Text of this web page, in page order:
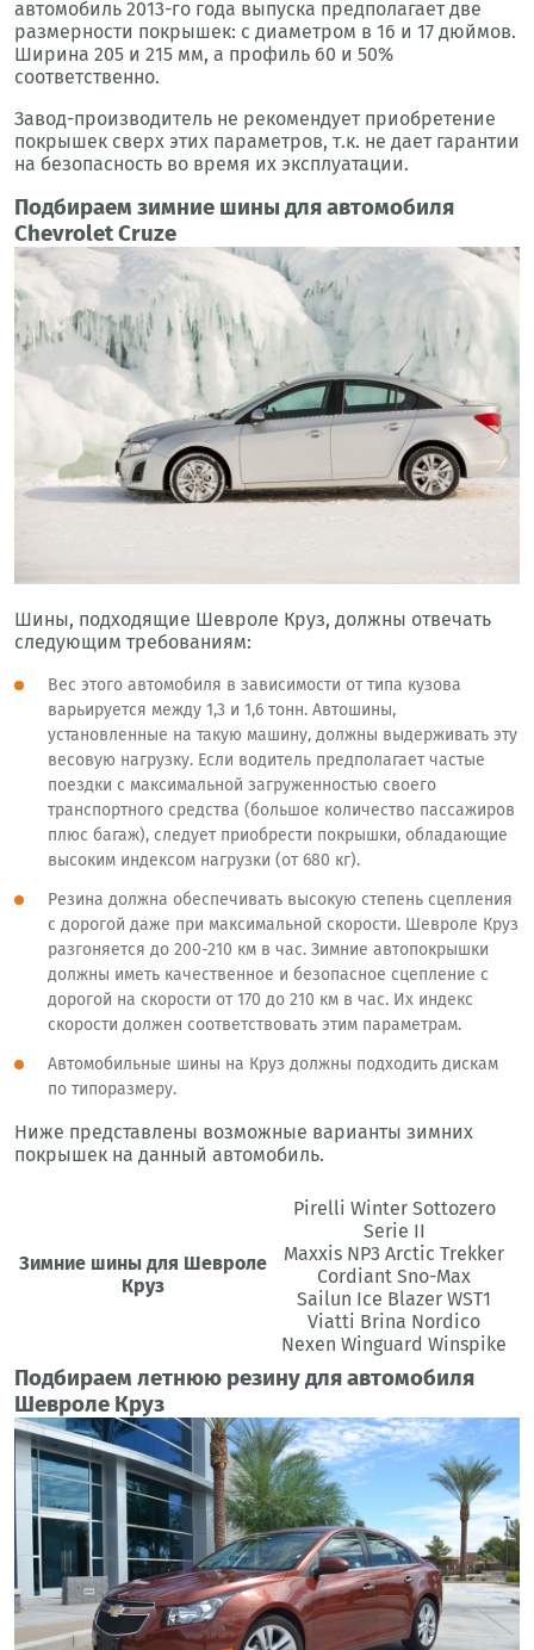
автомобиль 2013-го года выпуска предполагает две
размерности покрышек: с диаметром в 16 и 17 дюймов.
Ширина 205 и 215 мм, а профиль 60 и 50%
соответственно.
Завод-производитель не рекомендует приобретение
покрышек сверх этих параметров, т.к. не дает гарантии
на безопасность во время их эксплуатации.
Подбираем зимние шины для автомобиля
Chevrolet Cruze
Шины, подходящие Шевроле Круз, должны отвечать
следующим требованиям:
Вес этого автомобиля в зависимости от типа кузова
варьируется между 1,3 и 1,6 тонн. Автошины,
установленные на такую машину, должны выдерживать эту
весовую нагрузку. Если водитель предполагает частые
поездки с максимальной загруженностью своего
транспортного средства (большое количество пассажиров
плюс багаж), следует приобрести покрышки, обладающие
высоким индексом нагрузки (от 680 кг).
Резина должна обеспечивать высокую степень сцепления
с дорогой даже при максимальной скорости. Шевроле Круз
разгоняется до 200-210 км в час. Зимние автопокрышки
должны иметь качественное и безопасное сцепление с
дорогой на скорости от 170 до 210 км в час. Их индекс
скорости должен соответствовать этим параметрам.
Автомобильные шины на Круз должны подходить дискам
по типоразмеру.
Ниже представлены возможные варианты зимних
покрышек на данный автомобиль.
Зимние шины для Шевроле
Круз
Pirelli Winter Sottozero
Serie II
Maxxis NP3 Arctic Trekker
Cordiant Sno-Max
Sailun Ice Blazer WST1
Viatti Brina Nordico
Nexen Winguard Winspike
Подбираем летнюю резину для автомобиля
Шевроле Круз